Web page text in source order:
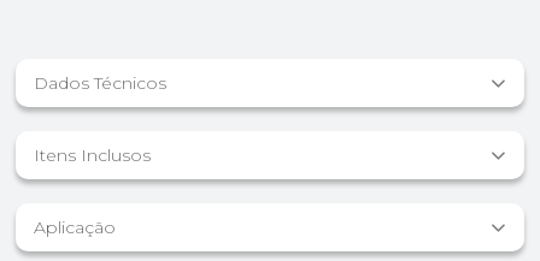
Dados Técnicos
Itens Inclusos
Aplicação